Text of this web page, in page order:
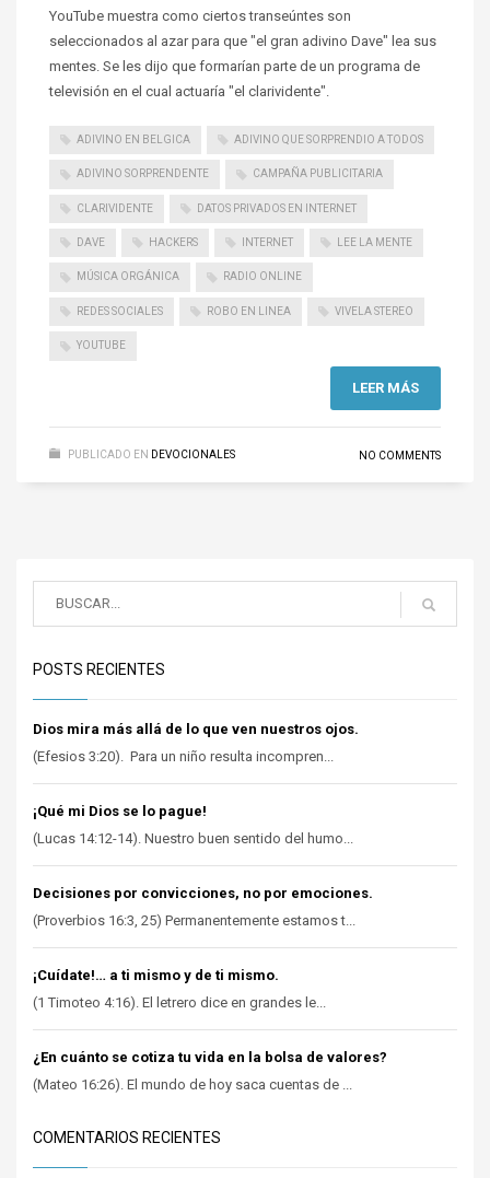
YouTube muestra como ciertos transeúntes son
seleccionados al azar para que "el gran adivino Dave" lea sus
mentes. Se les dijo que formarían parte de un programa de
televisión en el cual actuaría "el clarividente".
ADIVINO EN BELGICA ADIVINO QUE SORPRENDIO A TODOS
ADIVINO SORPRENDENTE CAMPAÑA PUBLICITARIA
CLARIVIDENTE DATOS PRIVADOS EN INTERNET
DAVE HACKERS INTERNET LEE LA MENTE
MÚSICA ORGÁNICA RADIO ONLINE
REDES SOCIALES ROBO EN LINEA VIVELA STEREO
YOUTUBE
LEER MÁS
PUBLICADO EN DEVOCIONALES NO COMMENTS
POSTS RECIENTES
Dios mira más allá de lo que ven nuestros ojos.
(Efesios 3:20). Para un niño resulta incompren...
¡Qué mi Dios se lo pague!
(Lucas 14:12-14). Nuestro buen sentido del humo...
Decisiones por convicciones, no por emociones.
(Proverbios 16:3, 25) Permanentemente estamos t...
¡Cuídate!… a ti mismo y de ti mismo.
(1 Timoteo 4:16). El letrero dice en grandes le...
¿En cuánto se cotiza tu vida en la bolsa de valores?
(Mateo 16:26). El mundo de hoy saca cuentas de ...
COMENTARIOS RECIENTES